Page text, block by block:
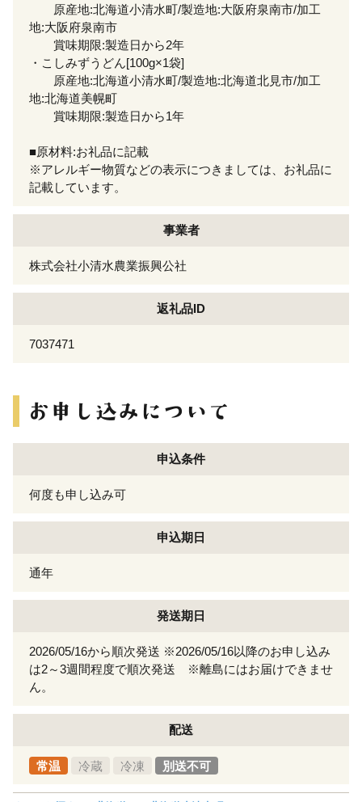
原産地:北海道小清水町/製造地:大阪府泉南市/加工
地:大阪府泉南市
賞味期限:製造日から2年
・こしみずうどん[100g×1袋]
原産地:北海道小清水町/製造地:北海道北見市/加工
地:北海道美幌町
賞味期限:製造日から1年
■原材料:お礼品に記載
※アレルギー物質などの表示につきましては、お礼品に
記載しています。
事業者
株式会社小清水農業振興公社
返礼品ID
7037471
申込条件
何度も申し込み可
申込期日
通年
発送期日
2026/05/16から順次発送 ※2026/05/16以降のお申し込み
は2～3週間程度で順次発送 ※離島にはお届けできませ
ん。
配送
常温 冷蔵 冷凍 別送不可